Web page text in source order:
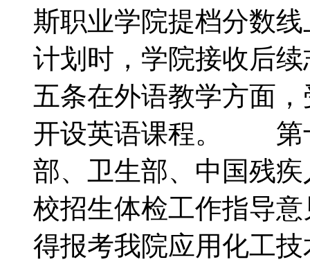
斯职业学院提档分数
计划时，学院接收
五条在外语教学方面
开设英语课程。 第
部、卫生部、中国残
校招生体检工作指导
得报考我院应用化工